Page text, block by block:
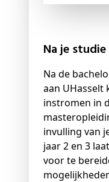
Na je studie
Na de
aan UHasselt
instromen in
invulling van
jaar 2 en 3
voor te